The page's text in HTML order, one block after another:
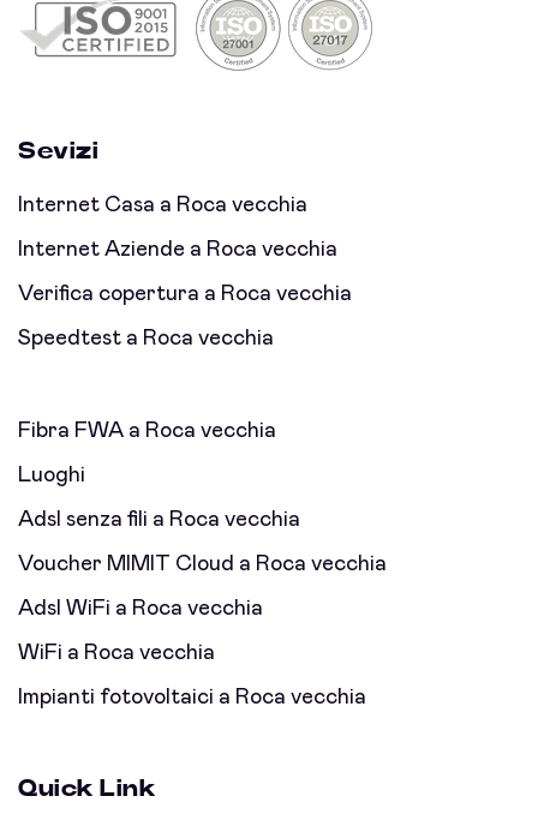
Sevizi
Internet Casa a Roca vecchia
Internet Aziende a Roca vecchia
Verifica copertura a Roca vecchia
Speedtest a Roca vecchia
Fibra FWA a Roca vecchia
Luoghi
Adsl senza fili a Roca vecchia
Voucher MIMIT Cloud a Roca vecchia
Adsl WiFi a Roca vecchia
WiFi a Roca vecchia
Impianti fotovoltaici a Roca vecchia
Quick Link